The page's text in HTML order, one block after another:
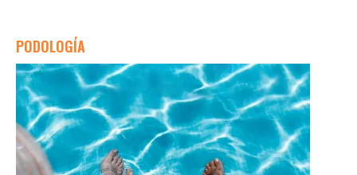
PODOLOGÍA